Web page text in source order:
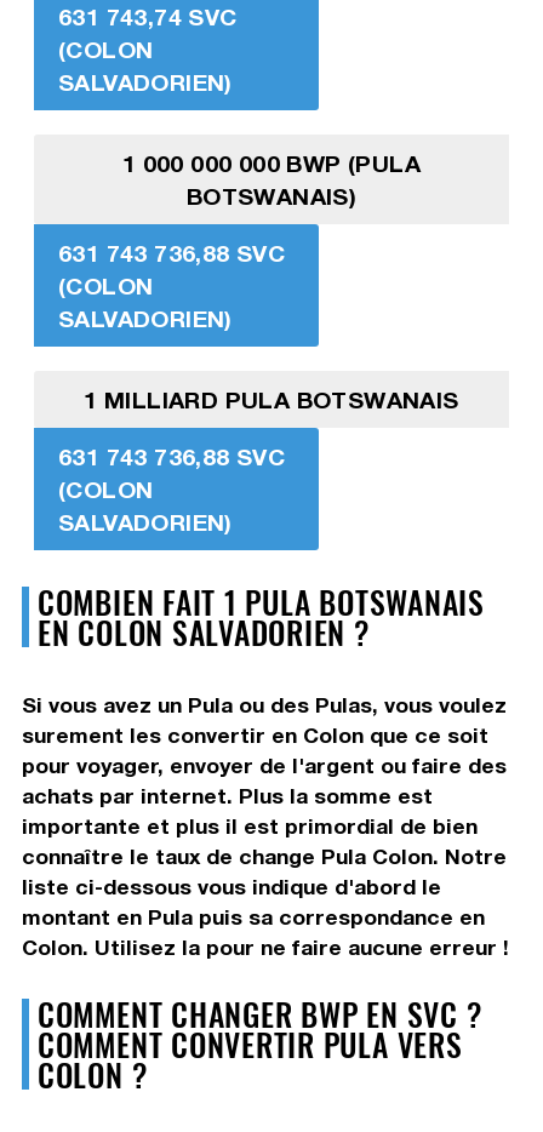
631 743,74 SVC
(COLON
SALVADORIEN)
1 000 000 000 BWP (PULA
BOTSWANAIS)
631 743 736,88 SVC
(COLON
SALVADORIEN)
1 MILLIARD PULA BOTSWANAIS
631 743 736,88 SVC
(COLON
SALVADORIEN)
COMBIEN FAIT 1 PULA BOTSWANAIS
EN COLON SALVADORIEN ?
Si vous avez un Pula ou des Pulas, vous voulez
surement les convertir en Colon que ce soit
pour voyager, envoyer de l'argent ou faire des
achats par internet. Plus la somme est
importante et plus il est primordial de bien
connaître le taux de change Pula Colon. Notre
liste ci-dessous vous indique d'abord le
montant en Pula puis sa correspondance en
Colon. Utilisez la pour ne faire aucune erreur !
COMMENT CHANGER BWP EN SVC ?
COMMENT CONVERTIR PULA VERS
COLON ?